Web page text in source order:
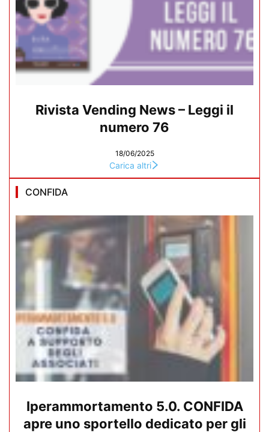
Rivista Vending News – Leggi il
numero 76
18/06/2025
Carica altri
CONFIDA
Iperammortamento 5.0. CONFIDA
apre uno sportello dedicato per gli